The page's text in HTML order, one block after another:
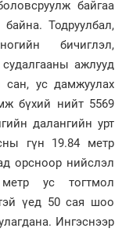
байгаа
Тодруулбал,
бичиглэл,
ажлууд
сан, ус дамжуулах
бүхий нийт 5569
далангийн урт
гүн 19.84 метр
орсноор нийслэл
ус тогтмол
үед 50 сая шоо
Ингэснээр